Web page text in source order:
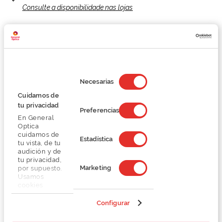
Cuidamos de
tu privacidad
En General
Optica
cuidamos de
tu vista, de tu
audición y de
tu privacidad,
por supuesto.
Usamos
propias y de
de
consentimiento
Necesarias
Preferencias
Estadística
Marketing
Configurar
Consulte a disponibilidade nas lojas
Produtos Relacionados